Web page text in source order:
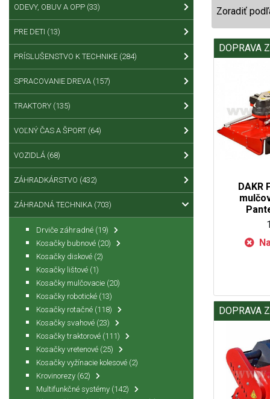
Zoradiť
DOPRAVA
DAKR
DOPRAVA
ODEVY, OBUV A OPP (33)
PRE DETI (13)
PRÍSLUŠENSTVO K TECHNIKE (284)
SPRACOVANIE DREVA (157)
TRAKTORY (135)
VOĽNÝ ČAS A ŠPORT (64)
VOZIDLÁ (68)
ZÁHRADKÁRSTVO (432)
ZÁHRADNÁ TECHNIKA (703)
Drviče záhradné (19)
Kosačky bubnové (20)
Kosačky diskové (2)
Kosačky lištové (1)
Kosačky mulčovacie (20)
Kosačky robotické (13)
Kosačky rotačné (118)
Kosačky svahové (23)
Kosačky traktorové (111)
Kosačky vretenové (25)
Kosačky vyžínacie kolesové (2)
Krovinorezy (62)
Multifunkčné systémy (142)